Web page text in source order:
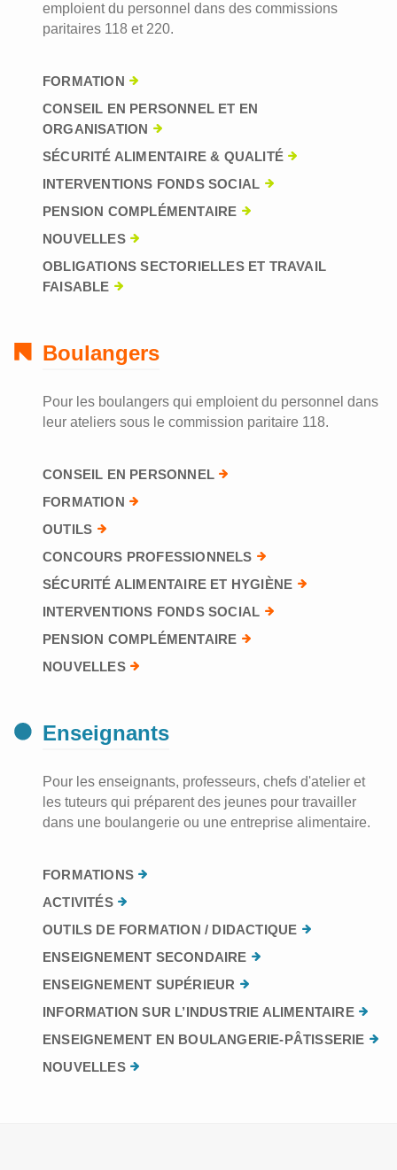
emploient du personnel dans des commissions
paritaires 118 et 220.
FORMATION
CONSEIL EN PERSONNEL ET EN
ORGANISATION
SÉCURITÉ ALIMENTAIRE & QUALITÉ
INTERVENTIONS FONDS SOCIAL
PENSION COMPLÉMENTAIRE
NOUVELLES
OBLIGATIONS SECTORIELLES ET TRAVAIL
FAISABLE
Boulangers
Pour les boulangers qui emploient du personnel dans
leur ateliers sous le commission paritaire 118.
CONSEIL EN PERSONNEL
FORMATION
OUTILS
CONCOURS PROFESSIONNELS
SÉCURITÉ ALIMENTAIRE ET HYGIÈNE
INTERVENTIONS FONDS SOCIAL
PENSION COMPLÉMENTAIRE
NOUVELLES
Enseignants
Pour les enseignants, professeurs, chefs d'atelier et
les tuteurs qui préparent des jeunes pour travailler
dans une boulangerie ou une entreprise alimentaire.
FORMATIONS
ACTIVITÉS
OUTILS DE FORMATION / DIDACTIQUE
ENSEIGNEMENT SECONDAIRE
ENSEIGNEMENT SUPÉRIEUR
INFORMATION SUR L’INDUSTRIE ALIMENTAIRE
ENSEIGNEMENT EN BOULANGERIE-PÂTISSERIE
NOUVELLES